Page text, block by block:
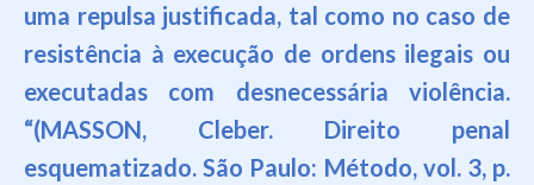
uma repulsa justificada, tal como no caso de
resistência à execução de ordens ilegais ou
executadas com desnecessária violência.
“(MASSON, Cleber. Direito penal
esquematizado.São Paulo: Método, vol. 3, p.